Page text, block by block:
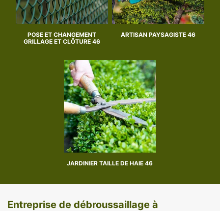
POSE ET CHANGEMENT
GRILLAGE ET CLÔTURE 46
ARTISAN PAYSAGISTE 46
JARDINIER TAILLE DE HAIE 46
Entreprise de débroussaillage à